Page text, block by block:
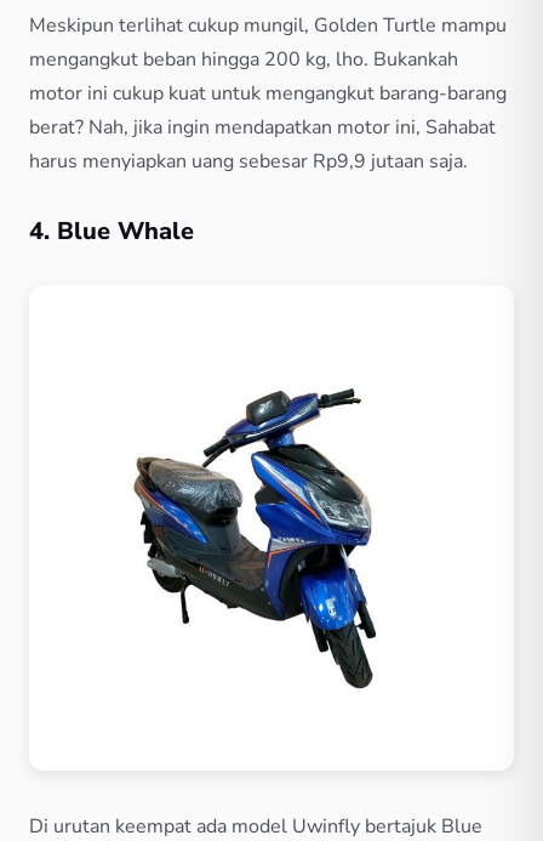
Meskipun terlihat cukup mungil, Golden Turtle mampu
mengangkut beban hingga 200 kg, lho. Bukankah
motor ini cukup kuat untuk mengangkut barang-barang
berat? Nah, jika ingin mendapatkan motor ini, Sahabat
harus menyiapkan uang sebesar Rp9,9 jutaan saja.
4. Blue Whale
Di urutan keempat ada model Uwinfly bertajuk Blue